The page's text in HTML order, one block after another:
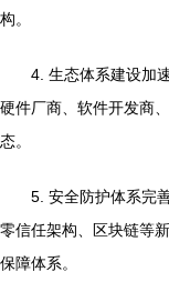
构。
4. 生态体系建设加
硬件厂商、软件开发商
态。
5. 安全防护体系完
零信任架构、区块链等
保障体系。